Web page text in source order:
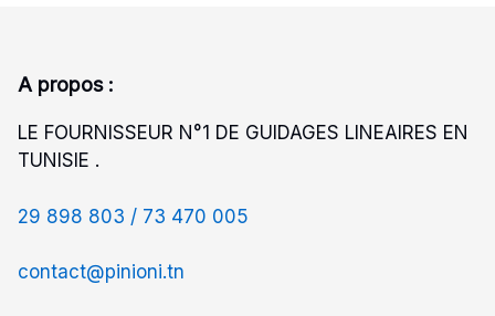
A propos :
LE FOURNISSEUR N°1 DE GUIDAGES LINEAIRES EN
TUNISIE .
29 898 803 / 73 470 005
contact@pinioni.tn